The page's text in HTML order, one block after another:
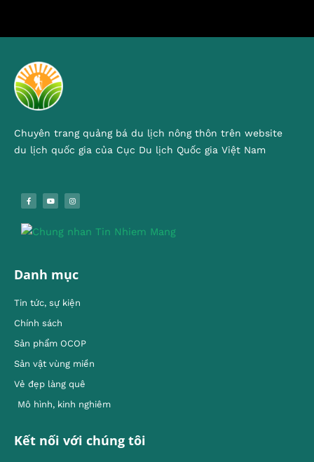
Chuyên trang quảng bá du lịch nông thôn trên website
du lịch quốc gia của Cục Du lịch Quốc gia Việt Nam
Danh mục
Tin tức, sự kiện
Chính sách
Sản phẩm OCOP
Sản vật vùng miền
Vẻ đẹp làng quê
Mô hình, kinh nghiêm
Kết nối với chúng tôi